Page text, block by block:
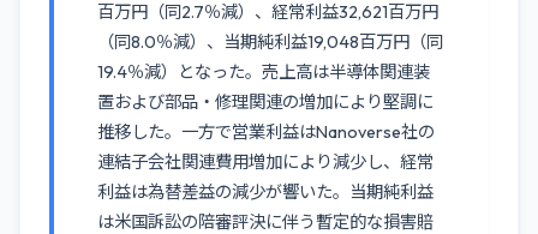
百万円（同2.7％減）、経常利益32,621百万円
（同8.0％減）、当期純利益19,048百万円（同
19.4％減）となった。売上高は半導体関連装
置および部品・修理関連の増加により堅調に
推移した。一方で営業利益はNanoverse社の
連結子会社関連費用増加により減少し、経常
利益は為替差益の減少が響いた。当期純利益
は米国訴訟の陪審評決に伴う暫定的な損害賠